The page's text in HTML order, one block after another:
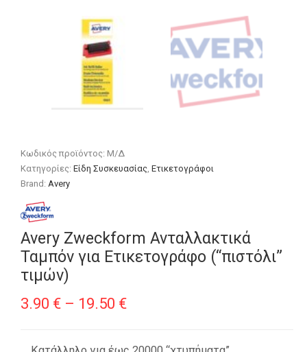
Κωδικός προϊόντος: Μ/Δ
Κατηγορίες:Είδη Συσκευασίας,Ετικετογράφοι
Brand:Avery
Avery Zweckform Ανταλλακτικά
Ταμπόν για Ετικετογράφο (“πιστόλι”
τιμών)
3.90 € – 19.50 €Price